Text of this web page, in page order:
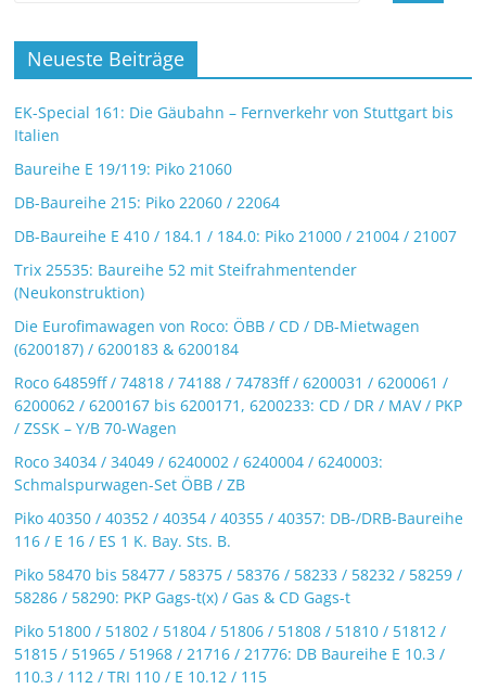
Neueste Beiträge
EK-Special 161: Die Gäubahn – Fernverkehr von Stuttgart bis
Italien
Baureihe E 19/119: Piko 21060
DB-Baureihe 215: Piko 22060 / 22064
DB-Baureihe E 410 / 184.1 / 184.0: Piko 21000 / 21004 / 21007
Trix 25535: Baureihe 52 mit Steifrahmentender
(Neukonstruktion)
Die Eurofimawagen von Roco: ÖBB / CD / DB-Mietwagen
(6200187) / 6200183 & 6200184
Roco 64859ff / 74818 / 74188 / 74783ff / 6200031 / 6200061 /
6200062 / 6200167 bis 6200171, 6200233: CD / DR / MAV / PKP
/ ZSSK – Y/B 70-Wagen
Roco 34034 / 34049 / 6240002 / 6240004 / 6240003:
Schmalspurwagen-Set ÖBB / ZB
Piko 40350 / 40352 / 40354 / 40355 / 40357: DB-/DRB-Baureihe
116 / E 16 / ES 1 K. Bay. Sts. B.
Piko 58470 bis 58477 / 58375 / 58376 / 58233 / 58232 / 58259 /
58286 / 58290: PKP Gags-t(x) / Gas & CD Gags-t
Piko 51800 / 51802 / 51804 / 51806 / 51808 / 51810 / 51812 /
51815 / 51965 / 51968 / 21716 / 21776: DB Baureihe E 10.3 /
110.3 / 112 / TRI 110 / E 10.12 / 115